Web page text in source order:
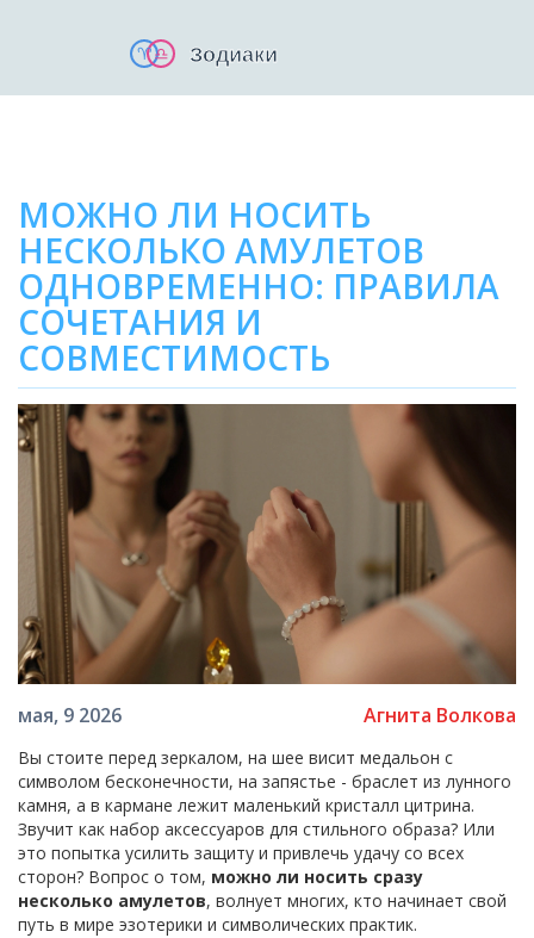
МОЖНО ЛИ НОСИТЬ
НЕСКОЛЬКО АМУЛЕТОВ
ОДНОВРЕМЕННО: ПРАВИЛА
СОЧЕТАНИЯ И
СОВМЕСТИМОСТЬ
мая, 9 2026 Агнита Волкова
Вы стоите перед зеркалом, на шее висит медальон с
символом бесконечности, на запястье - браслет из лунного
камня, а в кармане лежит маленький кристалл цитрина.
Звучит как набор аксессуаров для стильного образа? Или
это попытка усилить защиту и привлечь удачу со всех
сторон? Вопрос о том, можно ли носить сразу
несколько амулетов, волнует многих, кто начинает свой
путь в мире эзотерики и символических практик.